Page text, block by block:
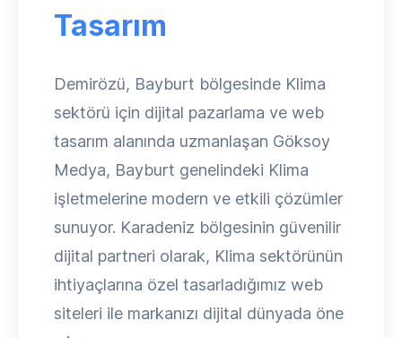
Tasarım
Demirözü, Bayburt bölgesinde Klima
sektörü için dijital pazarlama ve web
tasarım alanında uzmanlaşan Göksoy
Medya, Bayburt genelindeki Klima
işletmelerine modern ve etkili çözümler
sunuyor. Karadeniz bölgesinin güvenilir
dijital partneri olarak, Klima sektörünün
ihtiyaçlarına özel tasarladığımız web
siteleri ile markanızı dijital dünyada öne